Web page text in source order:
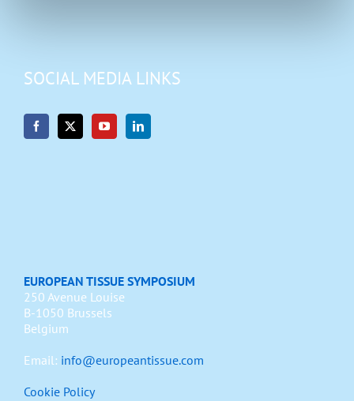
SOCIAL MEDIA LINKS
EUROPEAN TISSUE SYMPOSIUM
250 Avenue Louise
B-1050 Brussels
Belgium
Email: info@europeantissue.com
Cookie Policy